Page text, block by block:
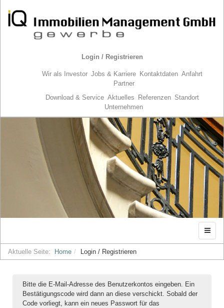
Login / Registrieren
Wir als Investor Jobs & Karriere Kontaktdaten Anfahrt
Partner
Download & Service Aktuelles Referenzen Standort
Unternehmen
Aktuelle Seite: Home Login / Registrieren
Bitte die E-Mail-Adresse des Benutzerkontos eingeben. Ein
Bestätigungscode wird dann an diese verschickt. Sobald der
Code vorliegt, kann ein neues Passwort für das